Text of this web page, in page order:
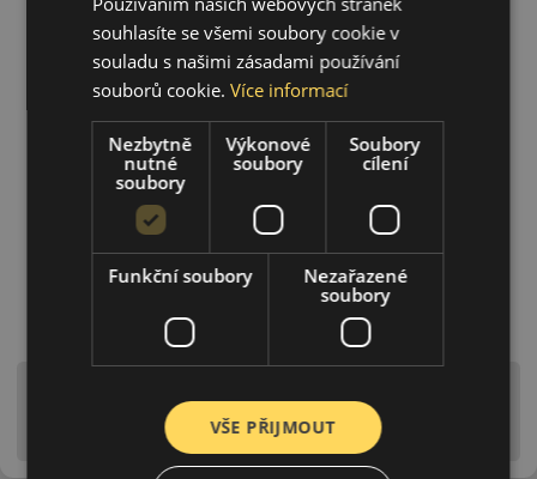
informativního charakteru. Mohou být dodány pneumatiky
is EU štítky ve smyslu dosud platné (předchozí) legislativy.
souhlasíte se všemi soubory cookie v
souladu s našimi zásadami používání
souborů cookie.Více informací
Nezbytně
nutné
soubory
Výkonové
soubory
Soubory
cílení
Funkční soubory
Nezařazené
soubory
VŠE PŘIJMOUT